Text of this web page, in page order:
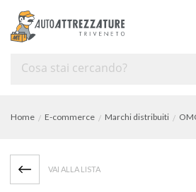
Home E-commerce Marchi distribuiti
VAI ALLA LISTA